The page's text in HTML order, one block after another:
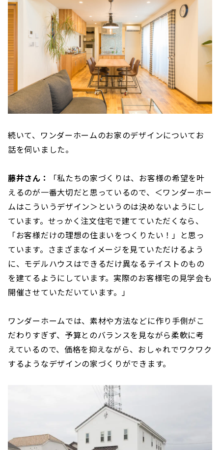
続いて、ワンダーホームのお家のデザインについてお
話を伺いました。
藤井さん：
「私たちの家づくりは、お客様の希望を叶
えるのが一番大切だと思っているので、＜ワンダーホー
ムはこういうデザイン＞というのは決めないようにし
ています。せっかく注文住宅で建てていただくなら、
「お客様だけの理想の住まいをつくりたい！」と思っ
ています。さまざまなイメージを見ていただけるよう
に、モデルハウスはできるだけ異なるテイストのもの
を建てるようにしています。実際のお客様宅の見学会も
開催させていただいています。」
ワンダーホームでは、素材や方法などに作り手側がこ
だわりすぎず、予算とのバランスを見ながら柔軟に考
えているので、価格を抑えながら、おしゃれでワクワク
するようなデザインの家づくりができます。